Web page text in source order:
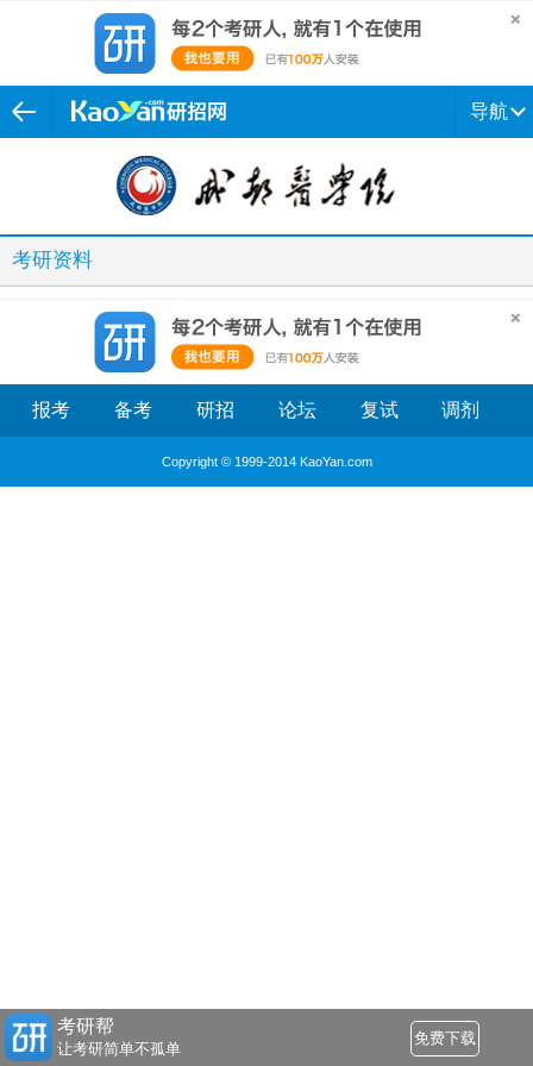
导航
考研资料
报考 备考 研招 论坛 复试 调剂
Copyright © 1999-2014 KaoYan.com
考研帮
让考研简单不孤单
免费下载